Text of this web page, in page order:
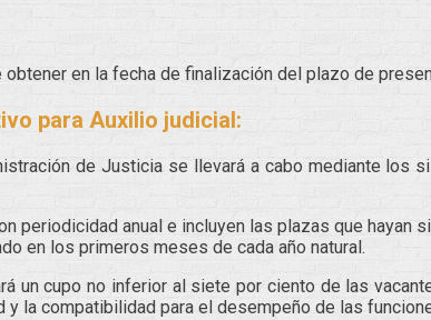
en la fecha de finalización del plazo de
para Auxilio judicial:
de Justicia se llevará a cabo mediante
periodicidad anual e incluyen las plazas que
en los primeros meses de cada año natural.
un cupo no inferior al siete por ciento de las
la compatibilidad para el desempeño de las